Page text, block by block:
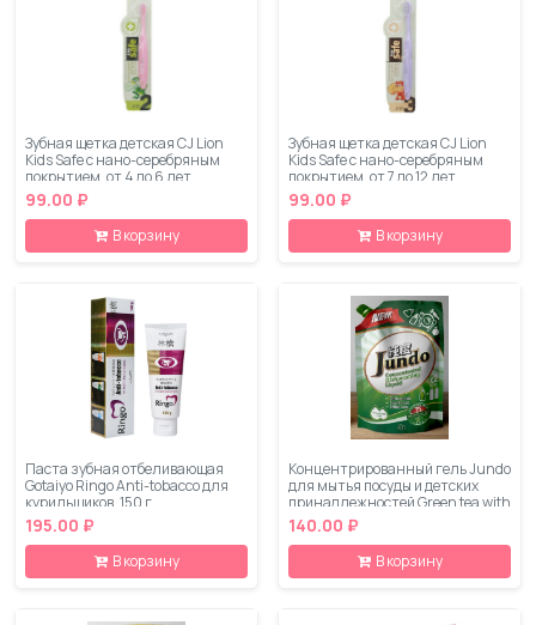
Зубная щетка детская CJ Lion
Kids Safe с нано-серебряным
покрытием, от 4 до 6 лет
99.00 ₽
В корзину
Зубная щетка детская CJ Lion
Kids Safe с нано-серебряным
покрытием, от 7 до 12 лет
99.00 ₽
В корзину
Паста зубная отбеливающая
Gotaiyo Ringo Anti-tobacco для
курильщиков, 150 г
195.00 ₽
В корзину
Концентрированный гель Jundo
для мытья посуды и детских
принадлежностей Green tea with
Mint, 800 мл
140.00 ₽
В корзину